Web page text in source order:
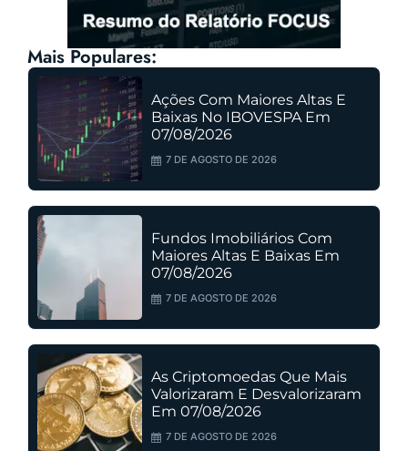
Mais Populares:
Ações Com Maiores Altas E
Baixas No IBOVESPA Em
07/08/2026
7 DE AGOSTO DE 2026
Fundos Imobiliários Com
Maiores Altas E Baixas Em
07/08/2026
7 DE AGOSTO DE 2026
As Criptomoedas Que Mais
Valorizaram E Desvalorizaram
Em 07/08/2026
7 DE AGOSTO DE 2026